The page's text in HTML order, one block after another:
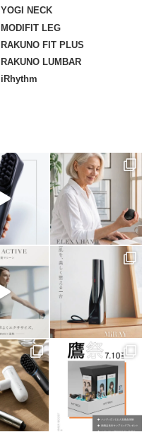
YOGI NECK
MODIFIT LEG
RAKUNO FIT PLUS
RAKUNO LUMBAR
iRhythm